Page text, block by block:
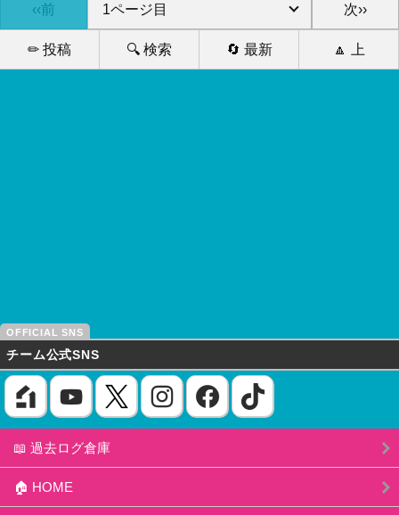
‹‹前 次››
✏ 投稿 🔍 検索 🔄 最新 🔼 上
チーム公式SNS
📖 過去ログ倉庫
🏠 HOME